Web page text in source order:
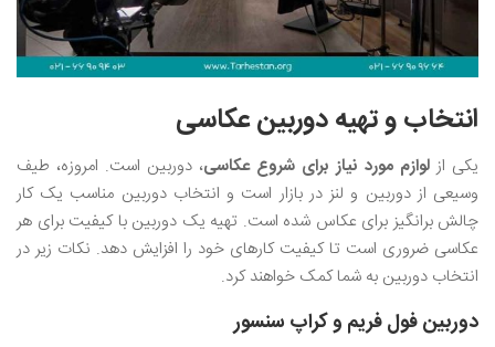
انتخاب و تهیه دوربین عکاسی
یکی از لوازم مورد نیاز برای شروع عکاسی، دوربین است. امروزه، طیف
وسیعی از دوربین و لنز در بازار است و انتخاب دوربین مناسب یک کار
چالش برانگیز برای عکاس شده است. تهیه یک دوربین با کیفیت برای هر
عکاسی ضروری است تا کیفیت کارهای خود را افزایش دهد. نکات زیر در
انتخاب دوربین به شما کمک خواهند کرد.
دوربین فول فریم و کراپ سنسور